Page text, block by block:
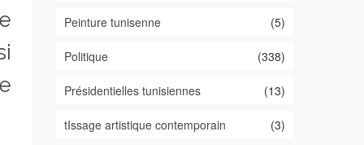
Peinture tunisenne (5)
Politique (338)
Présidentielles tunisiennes (13)
tIssage artistique contemporain (3)